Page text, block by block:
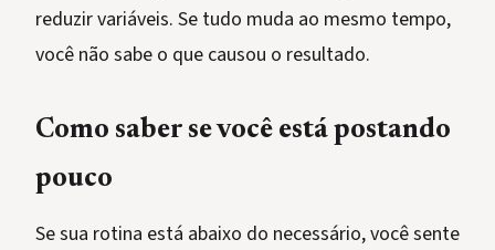
reduzir variáveis. Se tudo muda ao mesmo tempo,
você não sabe o que causou o resultado.
Como saber se você está postando
pouco
Se sua rotina está abaixo do necessário, você sente